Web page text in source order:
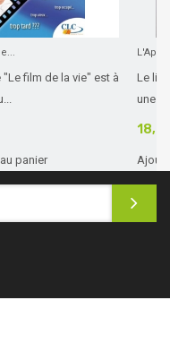
"Le film de la vie" est à
panier
Le
une